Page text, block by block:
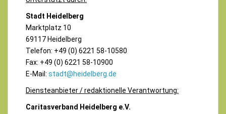
Stadt Heidelberg
Marktplatz 10
69117 Heidelberg
Telefon: +49 (0) 6221 58-10580
Fax: +49 (0) 6221 58-10900
E-Mail: stadt@heidelberg.de
Diensteanbieter / redaktionelle Verantwortung:
Caritasverband Heidelberg e.V.